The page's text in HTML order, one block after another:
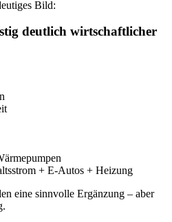
Bild:
deutlich wirtschaftlicher
+ E-Autos + Heizung
eine sinnvolle Ergänzung – aber